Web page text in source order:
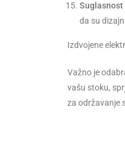
Suglasnost
da su
Izdvojene
Važno je
vašu stoku,
za održavanje